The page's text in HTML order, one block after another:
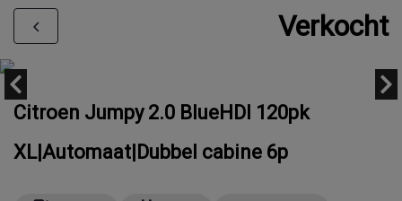
Verkocht
Citroen Jumpy 2.0 BlueHDI 120pk
XL|Automaat|Dubbel cabine 6p